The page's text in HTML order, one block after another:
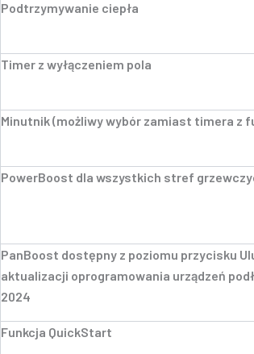
Podtrzymywanie ciepła
Timer z wyłączeniem pola
Minutnik (możliwy wybór zamiast timera z
PowerBoost dla wszystkich stref
PanBoost dostępny z poziomu przycisku
aktualizacji oprogramowania urządzeń
2024
Funkcja QuickStart